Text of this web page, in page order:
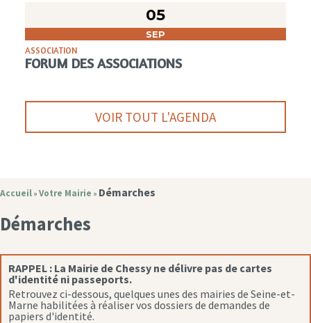
05
SEP
ASSOCIATION
FORUM DES ASSOCIATIONS
VOIR TOUT L'AGENDA
Accueil » Votre Mairie » Démarches
Démarches
RAPPEL : La Mairie de Chessy ne délivre pas de cartes
d'identité ni passeports.
Retrouvez ci-dessous, quelques unes des mairies de Seine-et-
Marne habilitées à réaliser vos dossiers de demandes de
papiers d'identité.